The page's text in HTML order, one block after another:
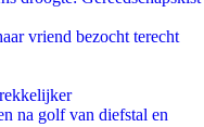
vriend bezocht terecht
na golf van diefstal en